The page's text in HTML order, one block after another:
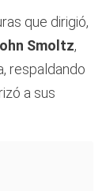
que dirigió,
Smoltz,
respaldando
a sus